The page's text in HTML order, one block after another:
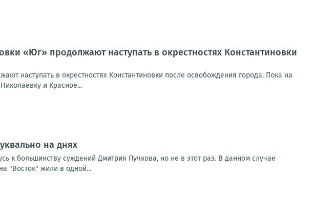
«Юг» продолжают наступать в окрестностях Константиновки
наступать в окрестностях Константиновки после освобождения города. Пока на
и Красное...
на днях
большинству суждений Дмитрия Пучкова, но не в этот раз. В данном случае
"Восток" жили в одной...